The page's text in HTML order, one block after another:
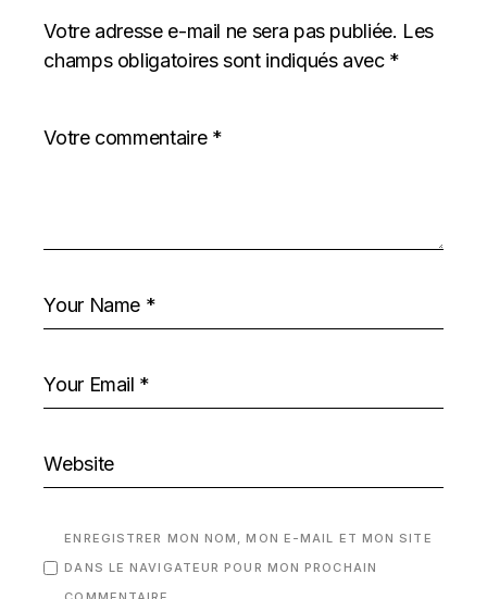
Votre adresse e-mail ne sera pas publiée. Les
champs obligatoires sont indiqués avec *
ENREGISTRER MON NOM, MON E-MAIL ET MON SITE
DANS LE NAVIGATEUR POUR MON PROCHAIN